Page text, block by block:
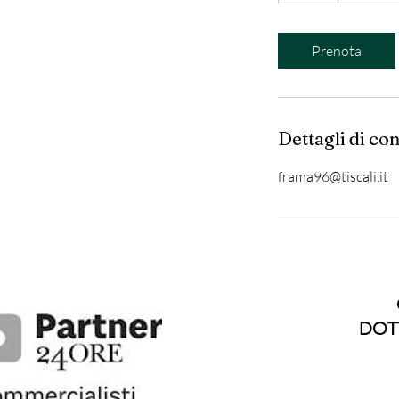
Prenota
Dettagli di
frama96@tiscali.it